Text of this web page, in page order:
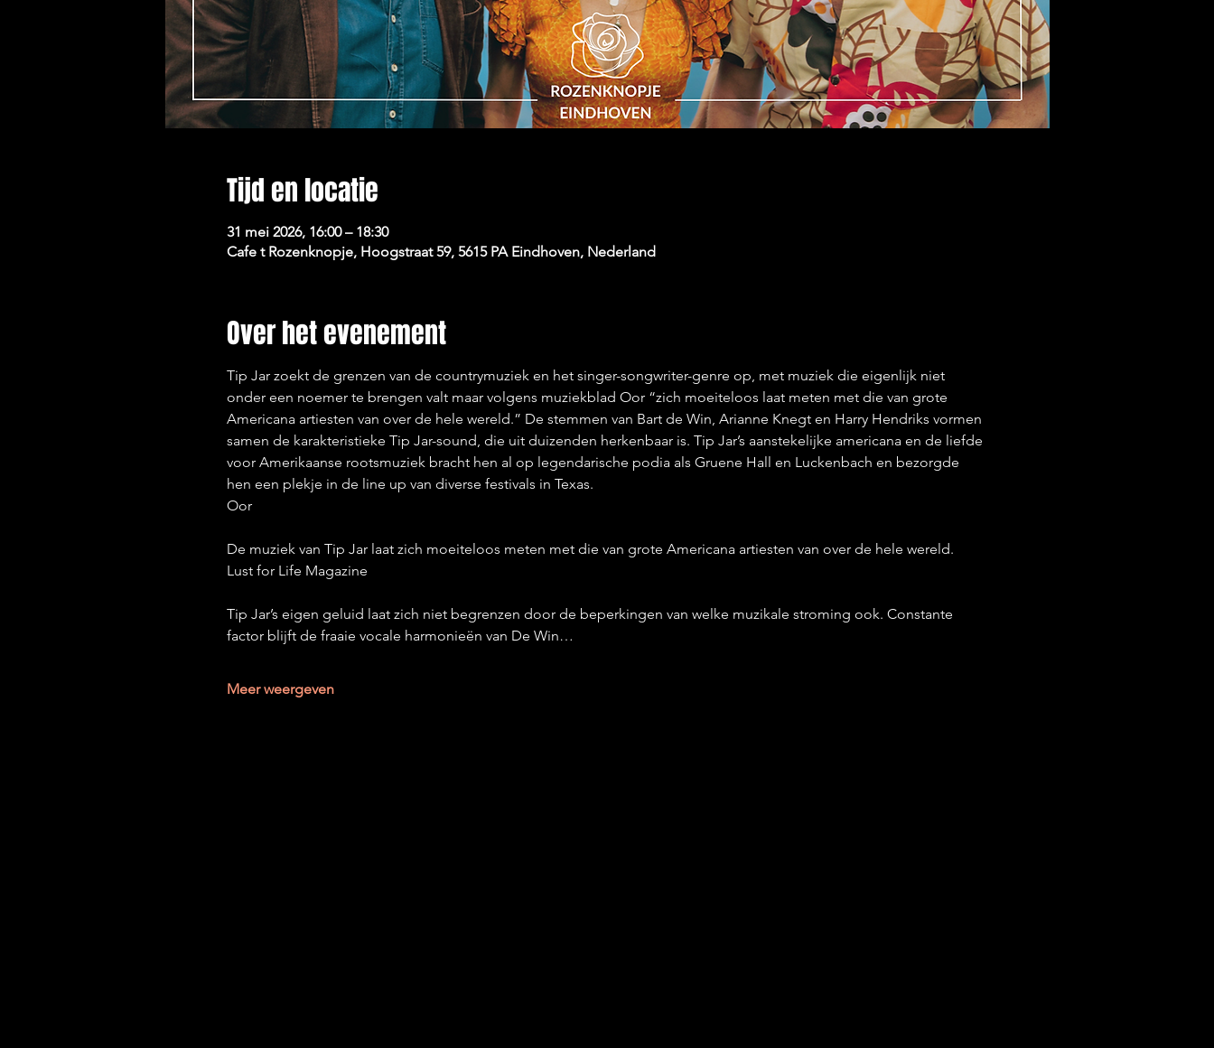
Tijd en locatie
31 mei 2026, 16:00 – 18:30
Cafe t Rozenknopje, Hoogstraat 59, 5615 PA Eindhoven, Nederland
Over het evenement
Tip Jar zoekt de grenzen van de countrymuziek en het singer-songwriter-genre op, met muziek die eigenlijk niet
onder een noemer te brengen valt maar volgens muziekblad Oor “zich moeiteloos laat meten met die van grote
Americana artiesten van over de hele wereld.” De stemmen van Bart de Win, Arianne Knegt en Harry Hendriks vormen
samen de karakteristieke Tip Jar-sound, die uit duizenden herkenbaar is. Tip Jar’s aanstekelijke americana en de liefde
voor Amerikaanse rootsmuziek bracht hen al op legendarische podia als Gruene Hall en Luckenbach en bezorgde
hen een plekje in de line up van diverse festivals in Texas.
Oor
De muziek van Tip Jar laat zich moeiteloos meten met die van grote Americana artiesten van over de hele wereld.
Lust for Life Magazine
Tip Jar’s eigen geluid laat zich niet begrenzen door de beperkingen van welke muzikale stroming ook. Constante
factor blijft de fraaie vocale harmonieën van De Win…
Meer weergeven